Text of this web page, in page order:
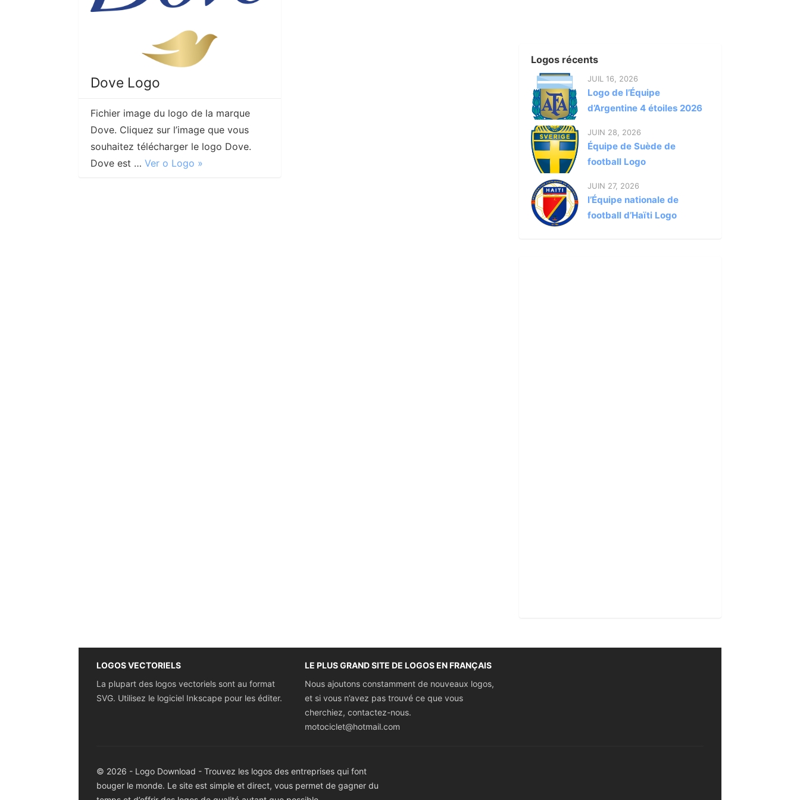
Dove Logo
Fichier image du logo de la marque
Dove. Cliquez sur l’image que vous
souhaitez télécharger le logo Dove.
Dove est … Ver o Logo »
Logos récents
JUIL 16, 2026
Logo de l’Équipe
d’Argentine 4 étoiles 2026
JUIN 28, 2026
Équipe de Suède de
football Logo
JUIN 27, 2026
l’Équipe nationale de
football d’Haïti Logo
LOGOS VECTORIELS
La plupart des logos vectoriels sont au format
SVG. Utilisez le logiciel Inkscape pour les éditer.
LE PLUS GRAND SITE DE LOGOS EN FRANÇAIS
Nous ajoutons constamment de nouveaux logos,
et si vous n’avez pas trouvé ce que vous
cherchiez, contactez-nous.
motociclet@hotmail.com
© 2026 - Logo Download - Trouvez les logos des entreprises qui font
bouger le monde. Le site est simple et direct, vous permet de gagner du